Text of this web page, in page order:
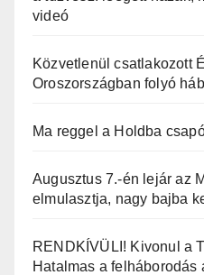
videó
Közvetlenül csatlakozott
Oroszországban folyó
Ma reggel a Holdba
Augusztus 7.-én lejár az
elmulasztja, nagy bajba
RENDKÍVÜLI! Kivonul a
Hatalmas a felháborodás